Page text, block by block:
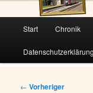
Start Chronik
Datenschutzerklärung
Beitragsnavigation
← Vorheriger